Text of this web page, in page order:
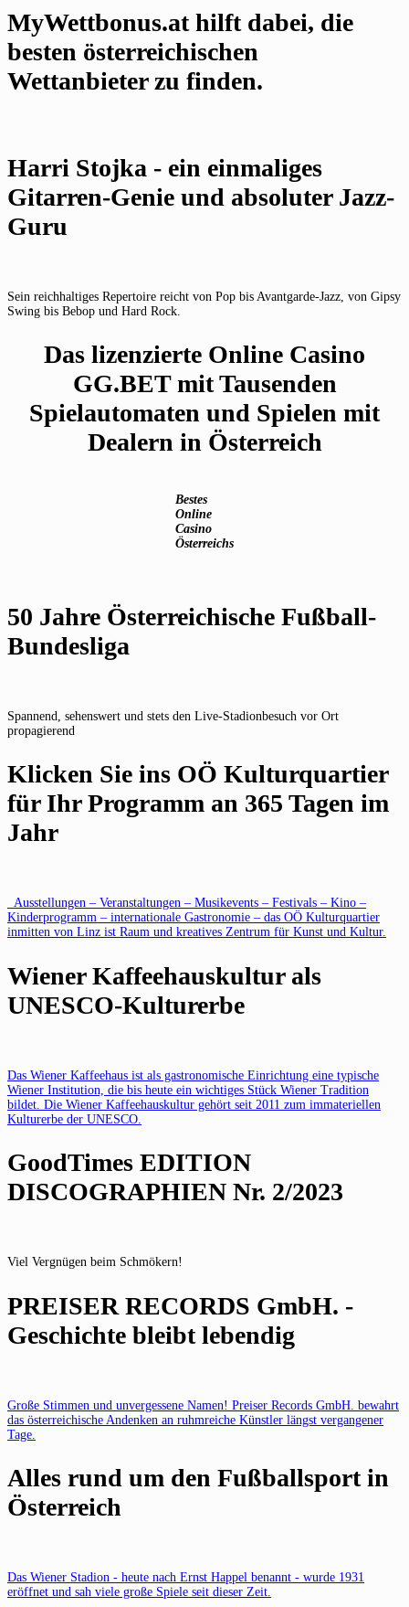
MyWettbonus.at hilft dabei, die
besten österreichischen
Wettanbieter zu finden.
Harri Stojka - ein einmaliges
Gitarren-Genie und absoluter Jazz-
Guru
Sein reichhaltiges Repertoire reicht von Pop bis Avantgarde-Jazz, von Gipsy
Swing bis Bebop und Hard Rock.
Das lizenzierte Online Casino
GG.BET mit Tausenden
Spielautomaten und Spielen mit
Dealern in Österreich
Bestes
Online
Casino
Österreichs
50 Jahre Österreichische Fußball-
Bundesliga
Spannend, sehenswert und stets den Live-Stadionbesuch vor Ort
propagierend
Klicken Sie ins OÖ Kulturquartier
für Ihr Programm an 365 Tagen im
Jahr
Ausstellungen – Veranstaltungen – Musikevents – Festivals – Kino –
Kinderprogramm – internationale Gastronomie – das OÖ Kulturquartier
inmitten von Linz ist Raum und kreatives Zentrum für Kunst und Kultur.
Wiener Kaffeehauskultur als
UNESCO-Kulturerbe
Das Wiener Kaffeehaus ist als gastronomische Einrichtung eine typische
Wiener Institution, die bis heute ein wichtiges Stück Wiener Tradition
bildet. Die Wiener Kaffeehauskultur gehört seit 2011 zum immateriellen
Kulturerbe der UNESCO.
GoodTimes EDITION
DISCOGRAPHIEN Nr. 2/2023
Viel Vergnügen beim Schmökern!
PREISER RECORDS GmbH. -
Geschichte bleibt lebendig
Große Stimmen und unvergessene Namen! Preiser Records GmbH. bewahrt
das österreichische Andenken an ruhmreiche Künstler längst vergangener
Tage.
Alles rund um den Fußballsport in
Österreich
Das Wiener Stadion - heute nach Ernst Happel benannt - wurde 1931
eröffnet und sah viele große Spiele seit dieser Zeit.